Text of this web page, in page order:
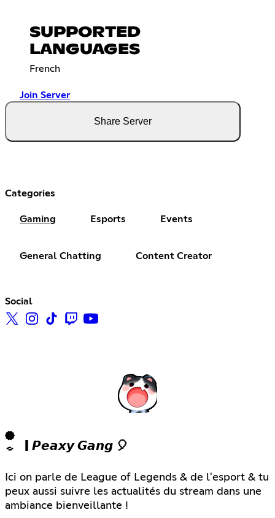
SUPPORTED
LANGUAGES
French
Join Server
Share Server
Categories
Gaming Esports Events
General Chatting Content Creator
Social
| 𝙋𝙚𝙖𝙭𝙮 𝙂𝙖𝙣𝙜 🎈
Ici on parle de League of Legends & de l'esport & tu
peux aussi suivre les actualités du stream dans une
ambiance bienveillante !